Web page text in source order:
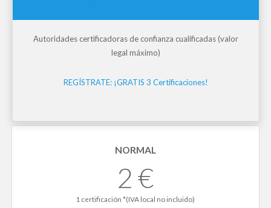
Autoridades certificadoras de confianza cualificadas (valor
legal máximo)
REGÍSTRATE: ¡GRATIS 3 Certificaciones!
NORMAL
2 €
1 certificación *(IVA local no incluido)